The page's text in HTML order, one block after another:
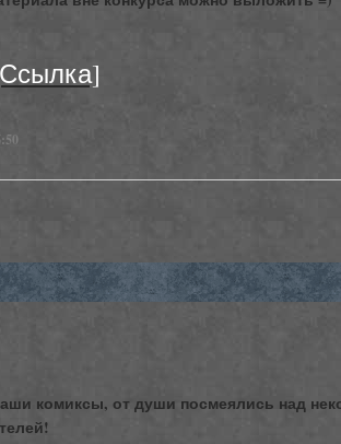
комиксы, от души посмеялись над